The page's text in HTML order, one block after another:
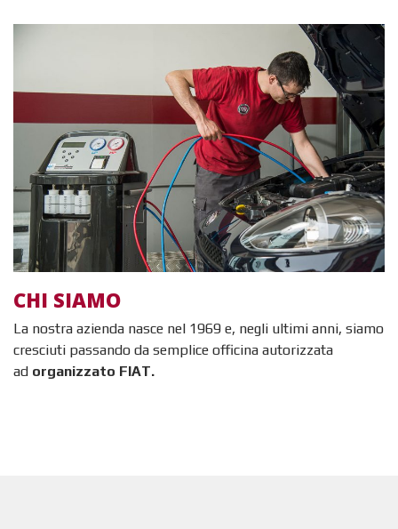
Chi siamo
CHI SIAMO
La nostra azienda nasce nel 1969 e, negli ultimi anni, siamo
cresciuti passando da semplice officina autorizzata
ad organizzato FIAT.